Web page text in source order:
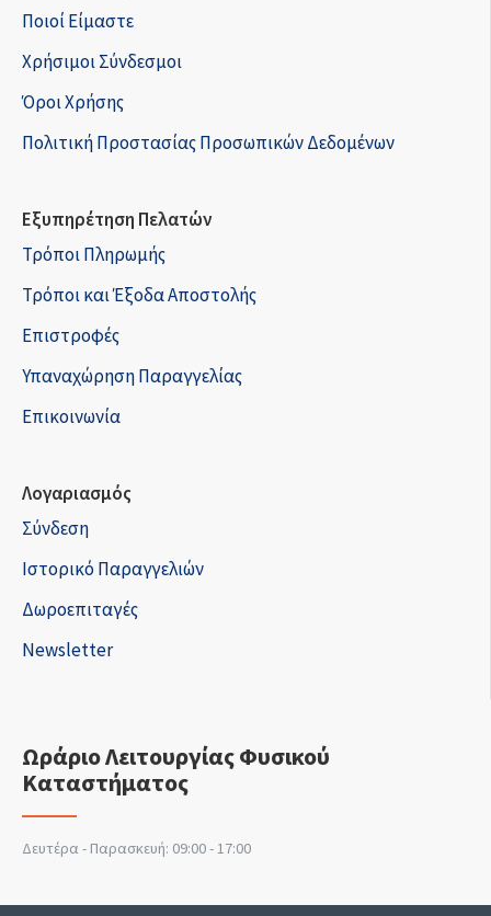
Ποιοί Είμαστε
Χρήσιμοι Σύνδεσμοι
Όροι Χρήσης
Πολιτική Προστασίας Προσωπικών Δεδομένων
Εξυπηρέτηση Πελατών
Τρόποι Πληρωμής
Τρόποι και Έξοδα Αποστολής
Επιστροφές
Υπαναχώρηση Παραγγελίας
Επικοινωνία
Λογαριασμός
Σύνδεση
Ιστορικό Παραγγελιών
Δωροεπιταγές
Newsletter
Ωράριο Λειτουργίας Φυσικού
Καταστήματος
Δευτέρα - Παρασκευή: 09:00 - 17:00